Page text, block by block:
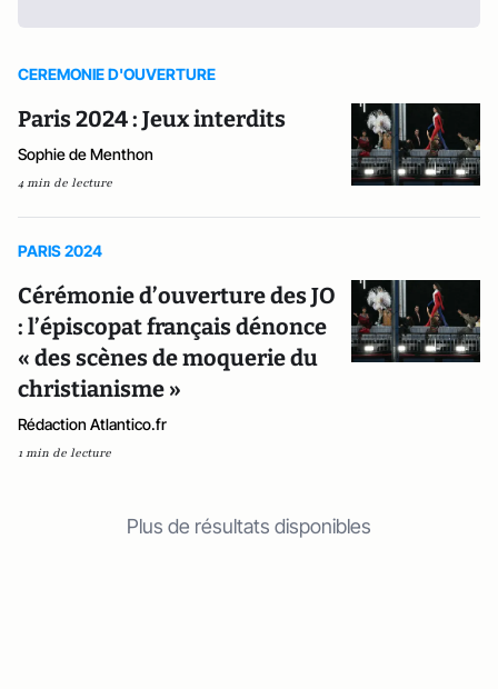
CEREMONIE D'OUVERTURE
Paris 2024 : Jeux interdits
Sophie de Menthon
4 min de lecture
PARIS 2024
Cérémonie d’ouverture des JO
: l’épiscopat français dénonce
« des scènes de moquerie du
christianisme »
Rédaction Atlantico.fr
1 min de lecture
Plus de résultats disponibles